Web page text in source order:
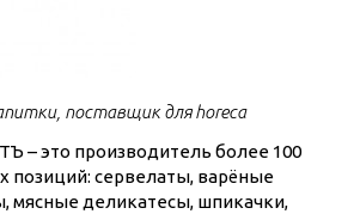
поставщик для horeca
– это производитель более 100
позиций: сервелаты, варёные
мясные деликатесы, шпикачки,